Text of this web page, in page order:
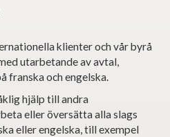
klienter och vår byrå
utarbetande av avtal,
franska och engelska.
hjälp till andra
eller översätta alla slags
eller engelska, till exempel